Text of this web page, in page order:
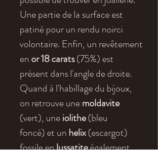
Une partie de la surface est
patiné pour un rendu noirci
volontaire. Enfin, un revêtement
en or 18 carats(75%) est
présent dans l'angle de droite.
Quand à l'habillage du bijoux,
on retrouve unemoldavite
(vert), uneiolithe(bleu
foncé) et un helix(escargot)
fossile enlussatiteégalement